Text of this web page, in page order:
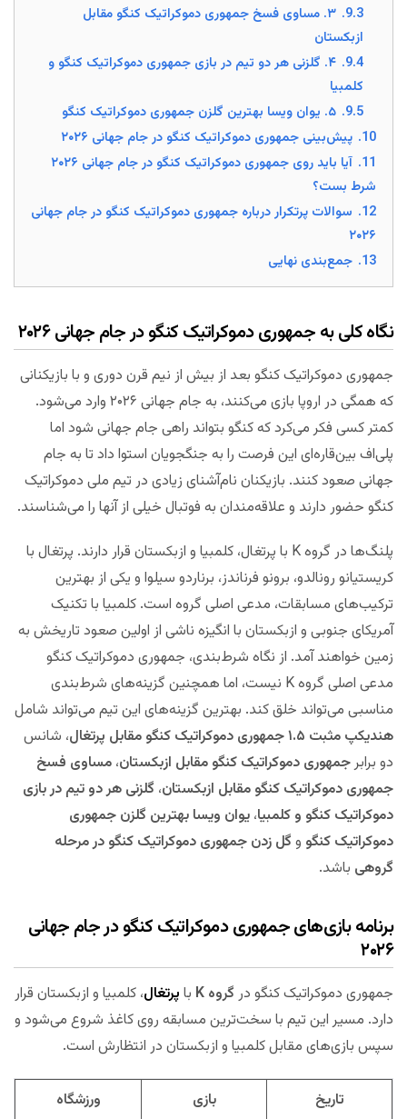
9.3.
۳. مساوی فسخ جمهوری دموکراتیک کنگو مقابل
ازبکستان
9.4.
۴. گلزنی هر دو تیم در بازی جمهوری دموکراتیک کنگو و
کلمبیا
9.5. ۵. یوان ویسا بهترین گلزن جمهوری دموکراتیک کنگو
10. پیش‌بینی جمهوری دموکراتیک کنگو در جام جهانی ۲۰۲۶
11.
آیا باید روی جمهوری دموکراتیک کنگو در جام جهانی ۲۰۲۶
شرط بست؟
12. سوالات پرتکرار درباره جمهوری دموکراتیک کنگو در جام جهانی
۲۰۲۶
13. جمع‌بندی نهایی
نگاه کلی به جمهوری دموکراتیک کنگو در جام جهانی ۲۰۲۶
جمهوری دموکراتیک کنگو بعد از بیش از نیم قرن دوری و با بازیکنانی
که همگی در اروپا بازی می‌کنند، به جام جهانی ۲۰۲۶ وارد می‌شود.
کمتر کسی فکر می‌کرد که کنگو بتواند راهی جام جهانی شود اما
پلی‌اف بین‌قاره‌ای این فرصت را به جنگجویان استوا داد تا به جام
جهانی صعود کنند. بازیکنان نام‌آشنای زیادی در تیم ملی دموکراتیک
کنگو حضور دارند و علاقه‌مندان به فوتبال خیلی از آنها را می‌شناسند.
پلنگ‌ها در گروه K با پرتغال، کلمبیا و ازبکستان قرار دارند. پرتغال با
کریستیانو رونالدو، برونو فرناندز، برناردو سیلوا و یکی از بهترین
ترکیب‌های مسابقات، مدعی اصلی گروه است. کلمبیا با تکنیک
آمریکای جنوبی و ازبکستان با انگیزه ناشی از اولین صعود تاریخش به
زمین خواهند آمد. از نگاه شرط‌بندی، جمهوری دموکراتیک کنگو
مدعی اصلی گروه K نیست، اما همچنین گزینه‌های شرط‌بندی
مناسبی می‌تواند خلق کند. بهترین گزینه‌های این تیم می‌تواند شامل
هندیکپ مثبت ۱.۵ جمهوری دموکراتیک کنگو مقابل پرتغال
، شانس
دو برابرجمهوری دموکراتیک کنگو مقابل ازبکستان، مساوی فسخ
جمهوری دموکراتیک کنگو مقابل ازبکستان، گلزنی هر دو تیم دربازی
دموکراتیک کنگو و کلمبیا، یوان ویسا بهترین گلزن جمهوری
دموکراتیک کنگو و گل زدن جمهوری دموکراتیک کنگو در مرحله
گروهی باشد.
برنامه بازی‌های جمهوری دموکراتیک کنگو در جام جهانی
۲۰۲۶
جمهوری دموکراتیک کنگو در گروه K با پرتغال، کلمبیا و ازبکستان قرار
دارد. مسیر این تیم با سخت‌ترین مسابقه روی کاغذ شروع می‌شود و
سپس بازی‌های مقابل کلمبیا و ازبکستان در انتظارش است.
تاریخ بازی ورزشگاه